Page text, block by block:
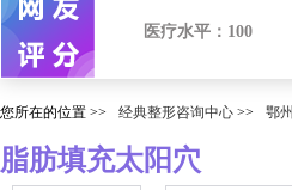
医疗水平： 100
您所在的位置 >> 经典整形咨询中心 >> 鄂
脂肪填充太阳穴